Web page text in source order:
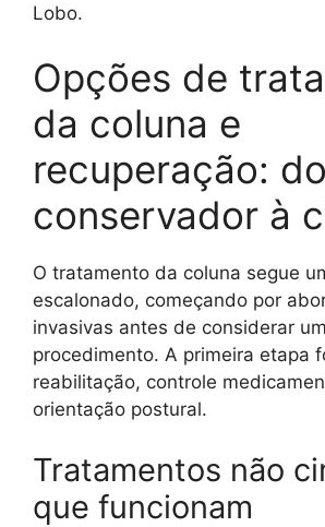
Lobo.
Opções de
da coluna e
recuperação: do
conservador à
O tratamento da coluna segue
escalonado, começando por
invasivas antes de considerar um
procedimento. A primeira etapa
reabilitação, controle
orientação postural.
Tratamentos não
que funcionam